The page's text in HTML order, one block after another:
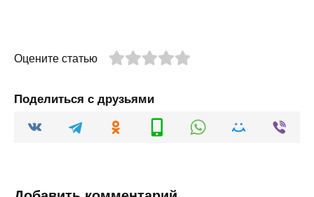
Оцените статью
Поделиться с друзьями